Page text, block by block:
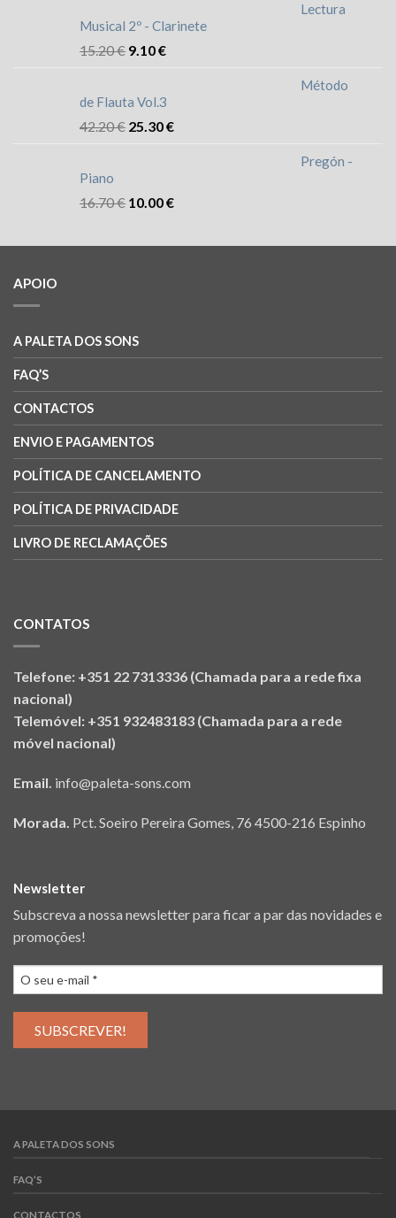
Lectura
Musical 2º - Clarinete
15.20€ 9.10€
Método
de Flauta Vol.3
42.20€ 25.30€
Pregón -
Piano
16.70€ 10.00€
APOIO
A PALETA DOS SONS
FAQ’S
CONTACTOS
ENVIO E PAGAMENTOS
POLÍTICA DE CANCELAMENTO
POLÍTICA DE PRIVACIDADE
LIVRO DE RECLAMAÇÕES
CONTATOS
Telefone: +351 22 7313336 (Chamada para a rede fixa
nacional)
Telemóvel: +351 932483183 (Chamada para a rede
móvel nacional)
Email. info@paleta-sons.com
Morada. Pct. Soeiro Pereira Gomes, 76 4500-216 Espinho
Newsletter
Subscreva a nossa newsletter para ficar a par das novidades e
promoções!
A PALETA DOS SONS
FAQ’S
CONTACTOS